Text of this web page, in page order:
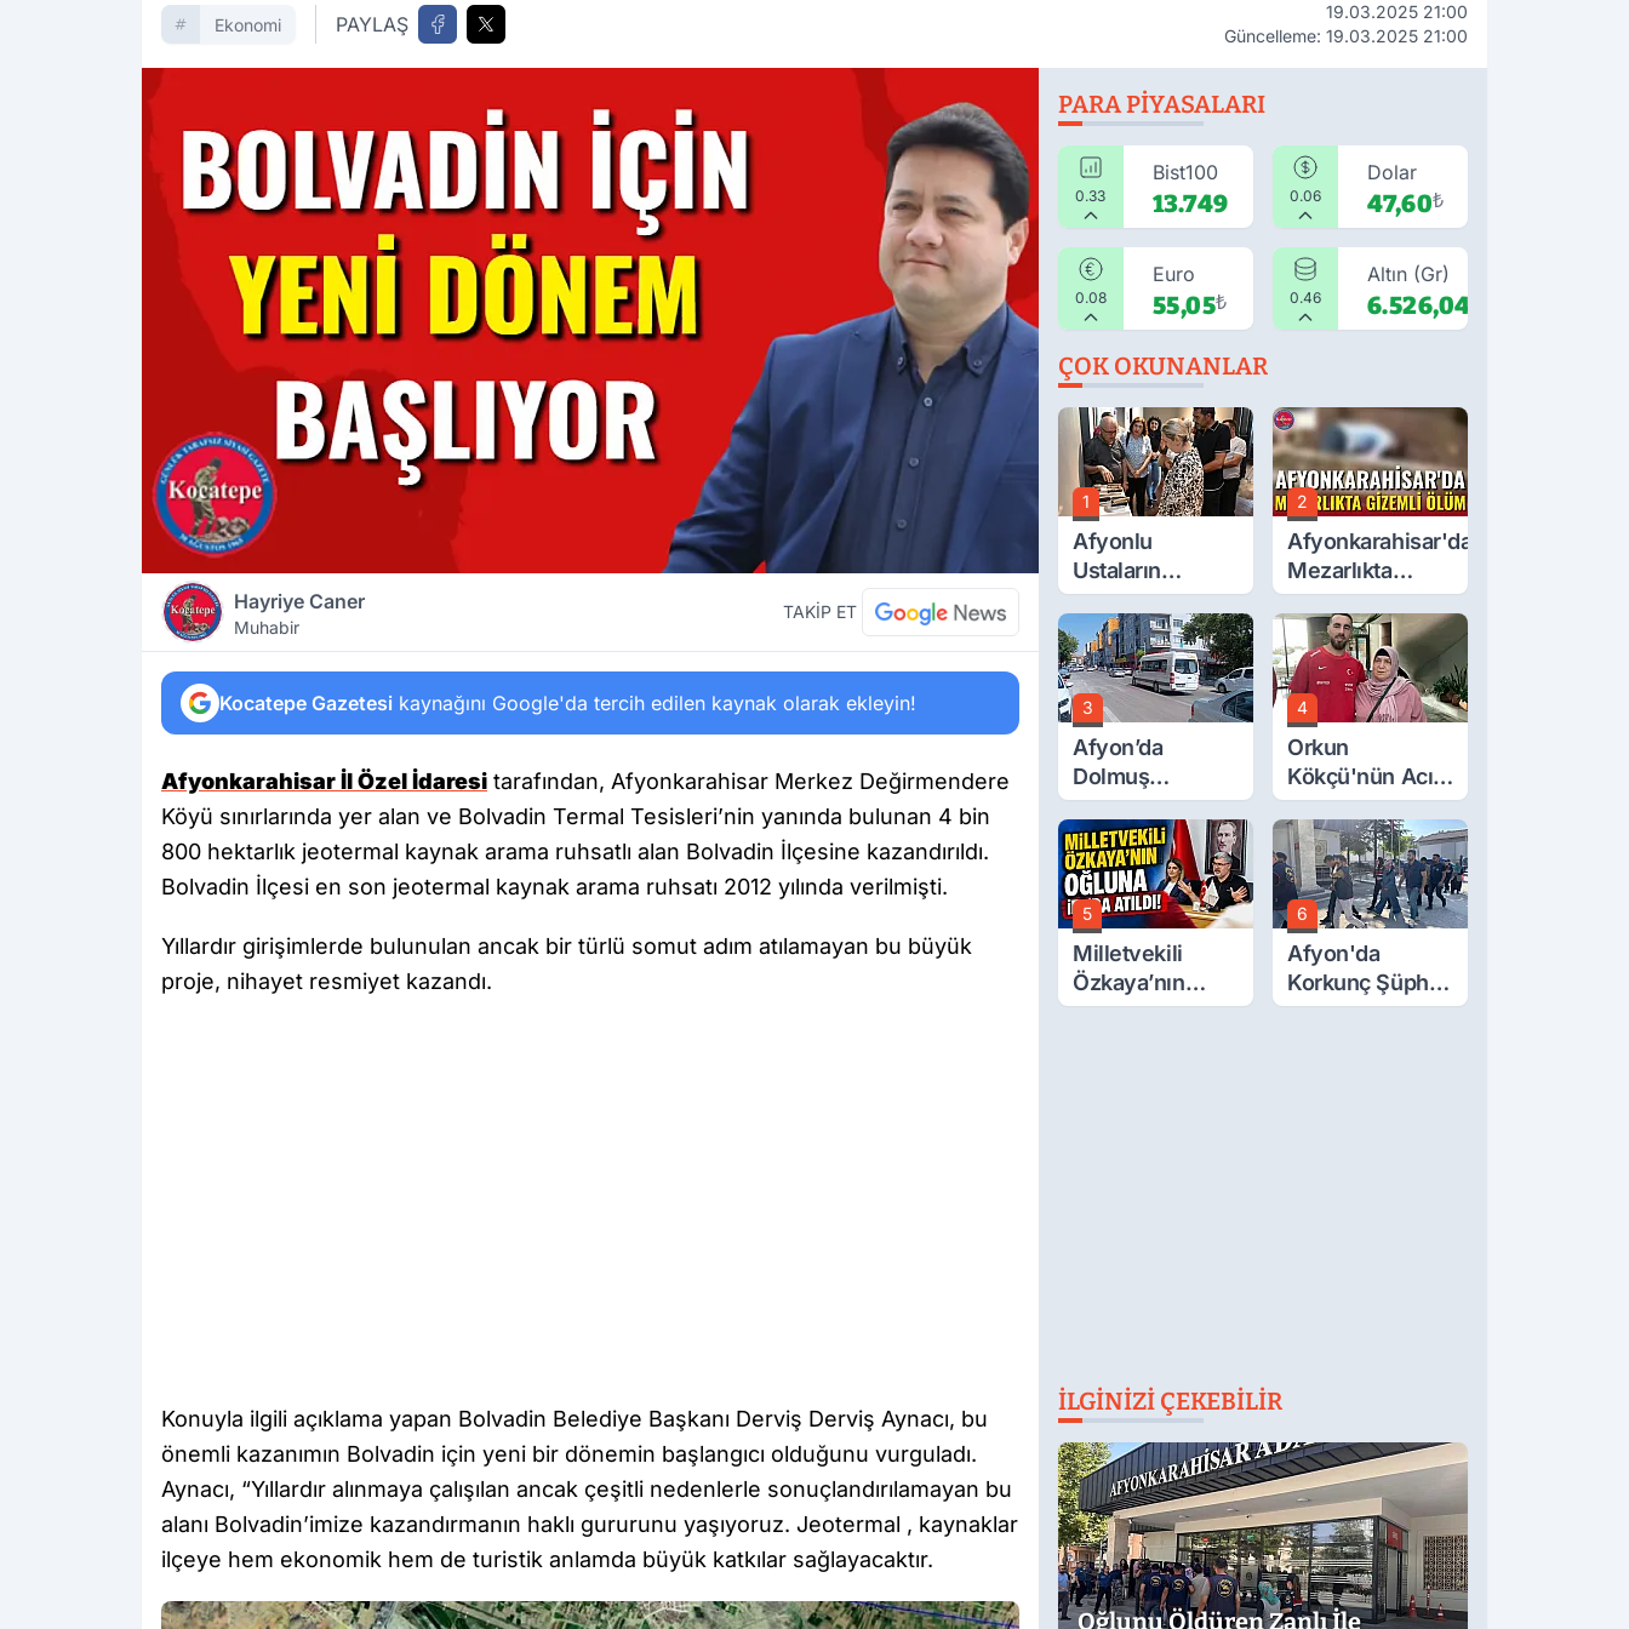
Ekonomi PAYLAŞ
19.03.2025 21:00
Güncelleme: 19.03.2025 21:00
Hayriye Caner
Muhabir
TAKİP ET
Kocatepe Gazetesi kaynağını Google'da tercih edilen kaynak olarak ekleyin!
Afyonkarahisar İl Özel İdaresi tarafından, Afyonkarahisar Merkez Değirmendere
Köyü sınırlarında yer alan ve Bolvadin Termal Tesisleri’nin yanında bulunan 4 bin
800 hektarlık jeotermal kaynak arama ruhsatlı alan Bolvadin İlçesine kazandırıldı.
Bolvadin İlçesi en son jeotermal kaynak arama ruhsatı 2012 yılında verilmişti.
Yıllardır girişimlerde bulunulan ancak bir türlü somut adım atılamayan bu büyük
proje, nihayet resmiyet kazandı.
Konuyla ilgili açıklama yapan Bolvadin Belediye Başkanı Derviş Derviş Aynacı, bu
önemli kazanımın Bolvadin için yeni bir dönemin başlangıcı olduğunu vurguladı.
Aynacı, “Yıllardır alınmaya çalışılan ancak çeşitli nedenlerle sonuçlandırılamayan bu
alanı Bolvadin’imize kazandırmanın haklı gururunu yaşıyoruz. Jeotermal , kaynaklar
ilçeye hem ekonomik hem de turistik anlamda büyük katkılar sağlayacaktır.
PARA PIYASALARI
0.33
Bist100
13.749 0.06
Dolar
47,60₺
0.08
Euro
55,05₺ 0.46
Altın (Gr)
6.526,04
ÇOK OKUNANLAR
1
Afyonlu
Ustaların
Eserleri
Görücüye Çıktı
2
Afyonkarahisar'da
Mezarlıkta
Gizemli Ölüm
3
Afyon’da
Dolmuş
Ücretlerine
Yüzde 40 Zam
Talebi
4
Orkun
Kökçü'nün Acı
Günü... Cenaze
Namazı
Emirdağ'da
5
Milletvekili
Özkaya’nın
Oğluna İftira
6
Afyon'da
Korkunç Şüphe!
Düştü Mü,
İLGINIZI ÇEKEBILIR
Oğlunu Öldüren Zanlı İle